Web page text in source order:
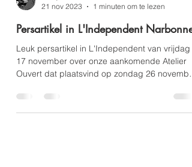
Harry TiLLEY
1 minuten om te lezen
Persartikel in L'Independent Narbonne
Leuk persartikel in L'Independent van vrijdag
17 november over onze aankomende Atelier
!